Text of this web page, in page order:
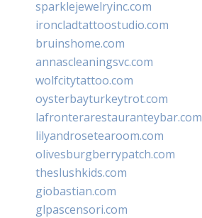
sparklejewelryinc.com
ironcladtattoostudio.com
bruinshome.com
annascleaningsvc.com
wolfcitytattoo.com
oysterbayturkeytrot.com
lafronterarestauranteybar.com
lilyandrosetearoom.com
olivesburgberrypatch.com
theslushkids.com
giobastian.com
glpascensori.com